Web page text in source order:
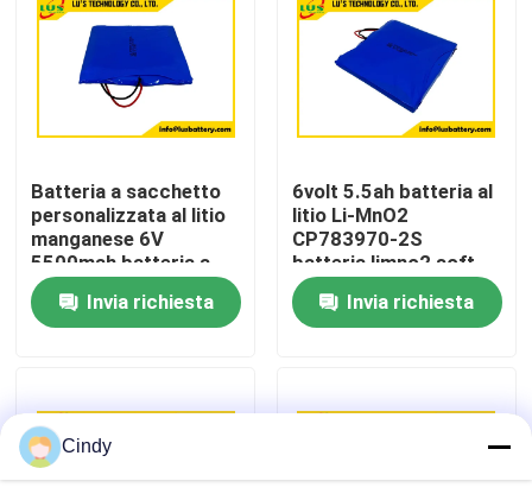
Giro della fabbrica
Controllo di qualità
Contattici
Notizie
Batteria del cloruro di tionile del litio
Batteria del diossido del manganese del litio
Batteria a sacchetto
personalizzata al litio
manganese 6V
5500mah batteria a
cella sottile
CP783970-2S
Invia richiesta
6volt 5.5ah batteria al
litio Li-MnO2
CP783970-2S
batteria limno2 soft
pack fabbrica OEM
Invia richiesta
Cindy